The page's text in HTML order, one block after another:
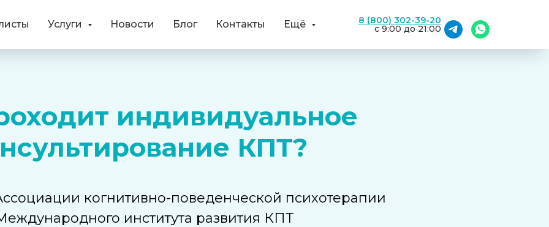
Услуги Новости Блог Контакты Ещё 8 (800) 302-39-20
с 9:00 до 21:00
индивидуальное
КПТ?
когнитивно-поведенческой психотерапии
института развития КПТ